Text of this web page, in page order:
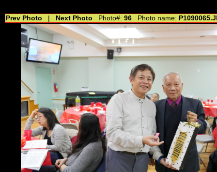
Prev Photo Next Photo Photo#: 96 Photo name: